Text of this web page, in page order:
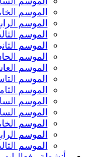
الموسم
الموسم
الموسم
الموسم
الموسم
الموسم
الموسم
الموسم
الموسم
الموسم
الموسم
الموسم
الموسم